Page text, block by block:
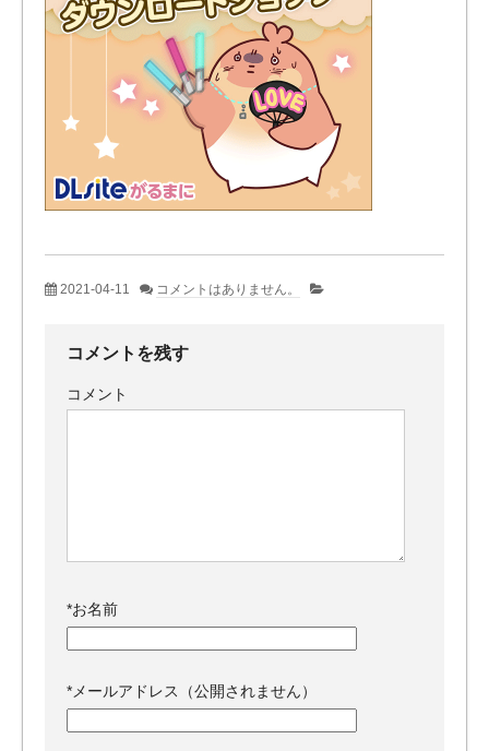
2021-04-11 コメントはありません。
コメントを残す
コメント
*お名前
* メールアドレス（公開されません）